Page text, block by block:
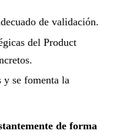
de validación.
del Product
y se fomenta la
de forma